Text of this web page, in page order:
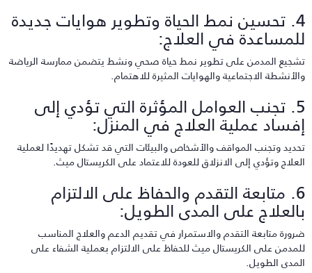
4. تحسين نمط الحياة وتطوير هوايات جديدة
في العلاج:
المدمن على تطوير نمط حياة صحي ونشط يتضمن ممارسة الرياضة
الاجتماعية والهوايات المثيرة للاهتمام.
5. تجنب العوامل المؤثرة التي تؤدي إلى
عملية العلاج في المنزل:
وتجنب المواقف والأشخاص والبيئات التي قد تشكل تهديدًا لعملية
وتؤدي إلى الانزلاق للعودة للاعتماد على الكريستال ميث.
6. متابعة التقدم والحفاظ على الالتزام
على المدى الطويل:
متابعة التقدم والاستمرار في تقديم الدعم والعلاج المناسب
على الكريستال ميث للحفاظ على الالتزام بعملية الشفاء على
الطويل.